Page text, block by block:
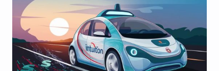
boucler un tour de table de 30 millions de dollars mené
[…]